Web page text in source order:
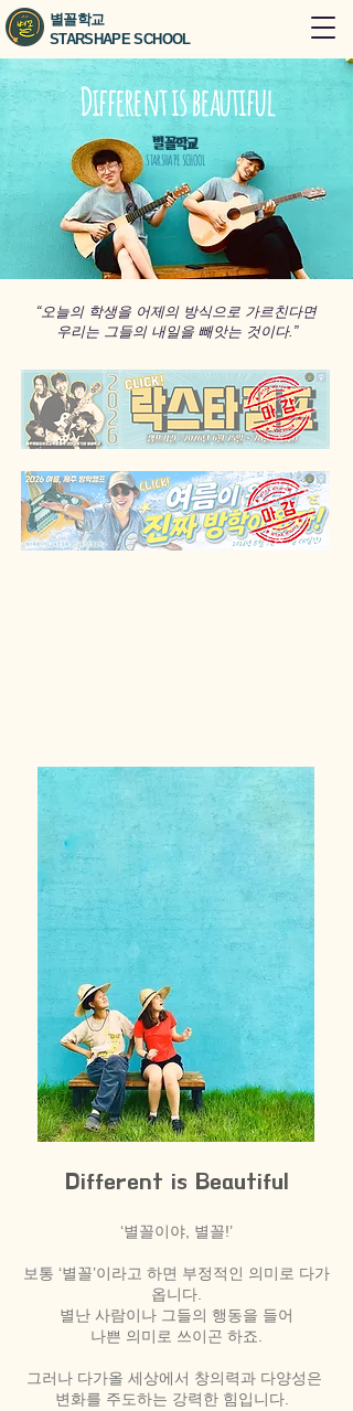
별꼴학교
STARSHAPE SCHOOL
Different is beautiful
별꼴학교
STARSHAPE SCHOOL
“오늘의 학생을 어제의 방식으로 가르친다면
우리는 그들의 내일을 빼앗는 것이다.”
Different is Beautiful
‘별꼴이야, 별꼴!’
보통 ‘별꼴’이라고 하면 부정적인 의미로 다가
옵니다.
별난 사람이나 그들의 행동을 들어
나쁜 의미로 쓰이곤 하죠.
그러나 다가올 세상에서 창의력과 다양성은
변화를 주도하는 강력한 힘입니다.